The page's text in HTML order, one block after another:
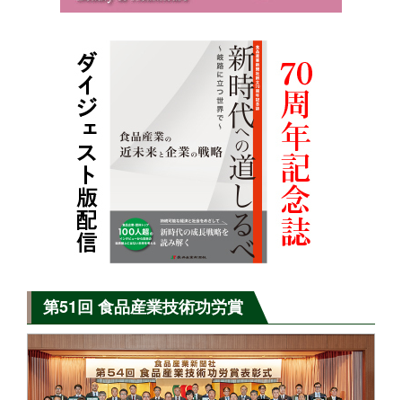
第51回 食品産業技術功労賞